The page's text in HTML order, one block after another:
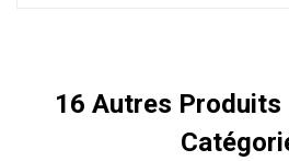
16 Autres Produits